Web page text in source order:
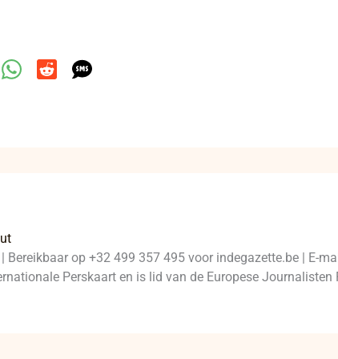
Bereikbaar op +32 499 357 495 voor indegazette.be | E-
Perskaart en is lid van de Europese